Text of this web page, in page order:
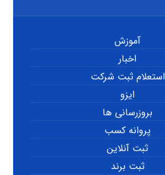
آموزش
اخبار
استعلام ثبت شرکت
ایزو
بروزرسانی ها
پروانه کسب
ثبت آنلاین
ثبت برند